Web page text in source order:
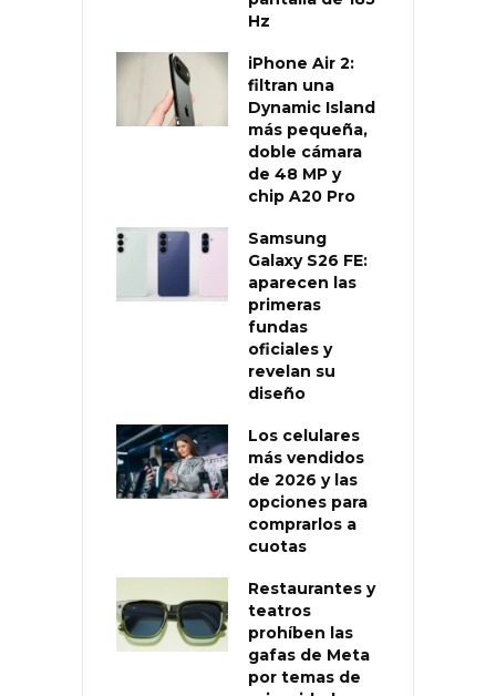
Hz
iPhone Air 2:
filtran una
Dynamic Island
más pequeña,
doble cámara
de 48 MP y
chip A20 Pro
Samsung
Galaxy S26 FE:
aparecen las
primeras
fundas
oficiales y
revelan su
diseño
Los celulares
más vendidos
de 2026 y las
opciones para
comprarlos a
cuotas
Restaurantes y
teatros
prohíben las
gafas de Meta
por temas de